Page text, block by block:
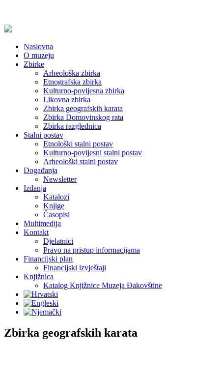
Naslovna
O muzeju
Zbirke
Arheološka zbirka
Etnografska zbirka
Kulturno-povijesna zbirka
Likovna zbirka
Zbirka geografskih karata
Zbirka Domovinskog rata
Zbirka razglednica
Stalni postav
Etnološki stalni postav
Kulturno-povijesni stalni postav
Arheološki stalni postav
Događanja
Newsletter
Izdanja
Katalozi
Knjige
Časopisi
Multimedija
Kontakt
Djelatnici
Pravo na pristup informacijama
Financijski plan
Financijski izvještaji
Knjižnica
Katalog Knjižnice Muzeja Đakovštine
Zbirka geografskih karata